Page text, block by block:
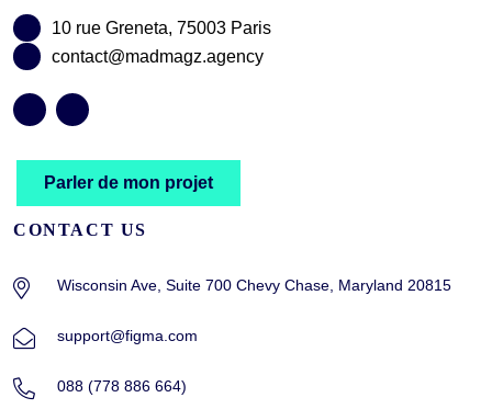
10 rue Greneta, 75003 Paris
contact@madmagz.agency
Parler de mon projet
CONTACT US
Wisconsin Ave, Suite 700 Chevy Chase, Maryland 20815
support@figma.com
088 (778 886 664)